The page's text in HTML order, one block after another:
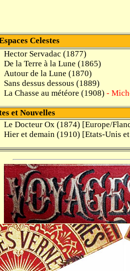
Celestes
Hector Servadac (1877)
De la Terre à la Lune (1865)
Autour de la Lune (1870)
Sans dessus dessous (1889)
La Chasse au météore (1908) -
et Nouvelles
Le Docteur Ox (1874) [Europe/
Hier et demain (1910) [Etats-Unis